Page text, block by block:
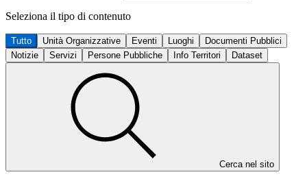
Seleziona il tipo di contenuto
Tutto Unità Organizzative Eventi Luoghi
Documenti Pubblici
Notizie
Servizi Persone Pubbliche Info Territori Dataset
Cerca nel sito